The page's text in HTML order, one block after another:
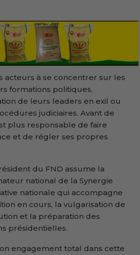
acteurs à se concentrer sur les
formations politiques,
de leurs leaders en exil ou
judiciaires. Avant de
plus responsable de faire
et de régler ses propres
du FND assume la
national de la Synergie
nationale qui accompagne
en cours, la vulgarisation de
et la préparation des
présidentielles.
engagement total dans cette